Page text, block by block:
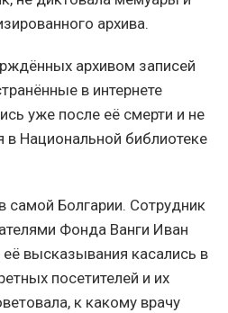
архива.
архивом записей
в интернете
уже после её смерти и не
Национальной библиотеке
самой Болгарии. Сотрудник
Фонда Ванги Иван
высказывания касались в
посетителей и их
к какому врачу